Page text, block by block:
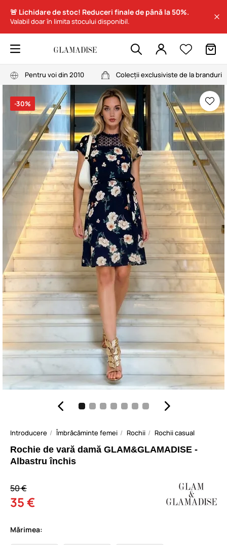
🚨 Lichidare de stoc! Reduceri finale de până la 50%.
Valabil doar în limita stocului disponibil.
Pentru voi din 2010 Colecții exclusiviste de la branduri
-30%
Introducere Îmbrăcăminte femei Rochii Rochii casual
Rochie de vară damă GLAM&GLAMADISE -
Albastru închis
50 €
35 €
Mărimea: